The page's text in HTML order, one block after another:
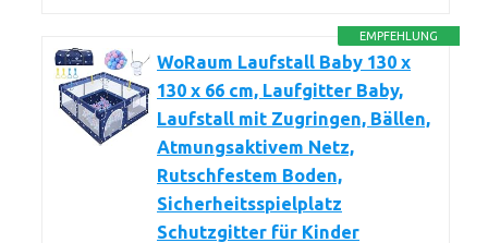
EMPFEHLUNG
WoRaum Laufstall Baby 130 x
130 x 66 cm, Laufgitter Baby,
Laufstall mit Zugringen, Bällen,
Atmungsaktivem Netz,
Rutschfestem Boden,
Sicherheitsspielplatz
Schutzgitter für Kinder